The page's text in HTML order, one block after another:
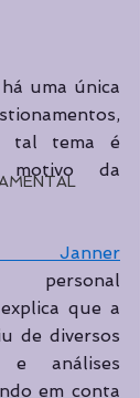
uma única
tal tema é
motivo da
personal
que a
de diversos
e análises
em conta